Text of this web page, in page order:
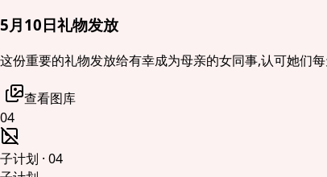
5月10日礼物发放
这份重要的礼物发放给有幸成为母亲的女同事,认可她们
查看图库
04
子计划 · 04